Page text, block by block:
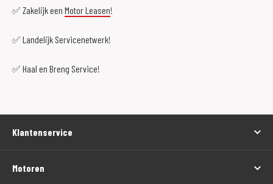
✅ Zakelijk een Motor Leasen!
✅ Landelijk Servicenetwerk!
✅ Haal en Breng Service!
Klantenservice
Motoren